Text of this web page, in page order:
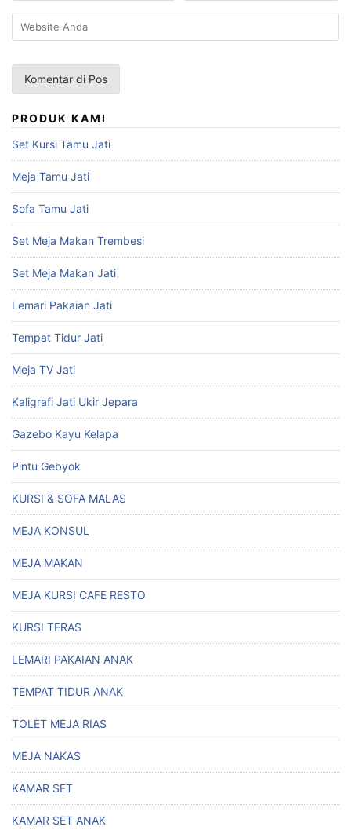
PRODUK KAMI
Set Kursi Tamu Jati
Meja Tamu Jati
Sofa Tamu Jati
Set Meja Makan Trembesi
Set Meja Makan Jati
Lemari Pakaian Jati
Tempat Tidur Jati
Meja TV Jati
Kaligrafi Jati Ukir Jepara
Gazebo Kayu Kelapa
Pintu Gebyok
KURSI & SOFA MALAS
MEJA KONSUL
MEJA MAKAN
MEJA KURSI CAFE RESTO
KURSI TERAS
LEMARI PAKAIAN ANAK
TEMPAT TIDUR ANAK
TOLET MEJA RIAS
MEJA NAKAS
KAMAR SET
KAMAR SET ANAK